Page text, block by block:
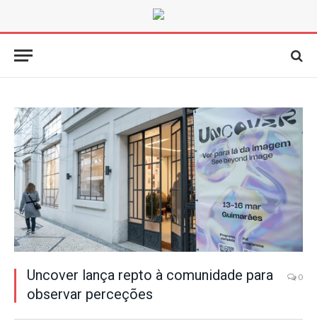
Uncover lança repto à comunidade para
observar perceções
0